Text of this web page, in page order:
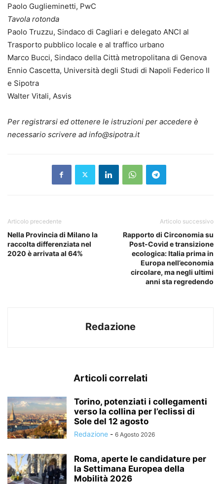
Paolo Guglieminetti, PwC
Tavola rotonda
Paolo Truzzu, Sindaco di Cagliari e delegato ANCI al
Trasporto pubblico locale e al traffico urbano
Marco Bucci, Sindaco della Città metropolitana di Genova
Ennio Cascetta, Università degli Studi di Napoli Federico II
e Sipotra
Walter Vitali, Asvis
Per registrarsi ed ottenere le istruzioni per accedere è
necessario scrivere ad info@sipotra.it
Articolo precedente
Nella Provincia di Milano la
raccolta differenziata nel
2020 è arrivata al 64%
Articolo successivo
Rapporto di Circonomia su
Post-Covid e transizione
ecologica: Italia prima in
Europa nell’economia
circolare, ma negli ultimi
anni sta regredendo
Redazione
Articoli correlati
Torino, potenziati i collegamenti
verso la collina per l’eclissi di
Sole del 12 agosto
Redazione - 6 Agosto 2026
Roma, aperte le candidature per
la Settimana Europea della
Mobilità 2026